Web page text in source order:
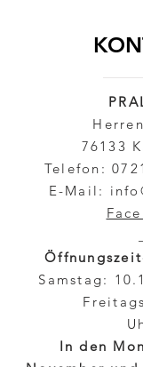
76133
Telefon:
E-Mail:
Samstag:
In den